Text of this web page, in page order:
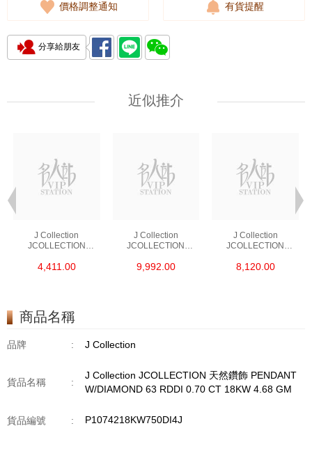
價格調整通知 有貨提醒
分享給朋友
近似推介
J Collection
JCOLLECTION
RDDI 0.48 CT18KR
4,411.00
J Collection
JCOLLECTION
RDDI 1.34 CT18KW
9,992.00
J Collection
JCOLLECTION
W/DIAMOND 7
8,120.00
商品名稱
品牌 : J Collection
貨品名稱 :
J Collection JCOLLECTION 天然鑽飾 PENDANT
W/DIAMOND 63 RDDI 0.70 CT 18KW 4.68 GM
貨品編號 : P1074218KW750DI4J